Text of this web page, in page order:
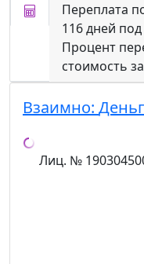
Переплата
116 дней под
Процент
стоимость
Взаимно:
Лиц. №